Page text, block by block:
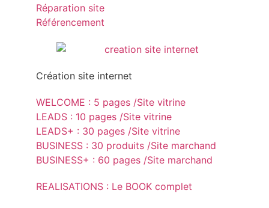
Réparation site
Référencement
Création site internet
WELCOME : 5 pages /Site vitrine
LEADS : 10 pages /Site vitrine
LEADS+ : 30 pages /Site vitrine
BUSINESS : 30 produits /Site marchand
BUSINESS+ : 60 pages /Site marchand
REALISATIONS : Le BOOK complet